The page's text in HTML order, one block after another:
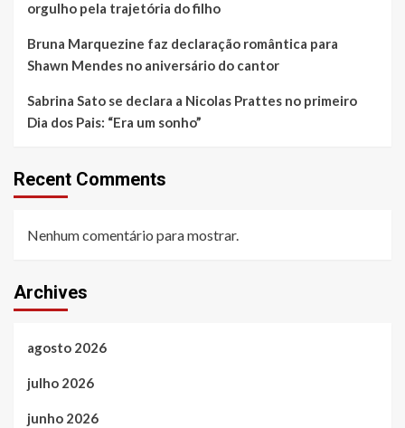
orgulho pela trajetória do filho
Bruna Marquezine faz declaração romântica para
Shawn Mendes no aniversário do cantor
Sabrina Sato se declara a Nicolas Prattes no primeiro
Dia dos Pais: “Era um sonho”
Recent Comments
Nenhum comentário para mostrar.
Archives
agosto 2026
julho 2026
junho 2026